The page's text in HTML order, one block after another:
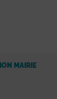
MAIRIE